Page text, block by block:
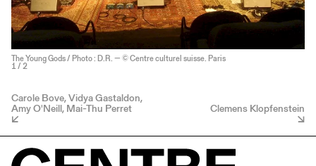
The Young Gods / Photo : D.R. — © Centre culturel suisse. Paris
1 / 2
Carole Bove, Vidya Gastaldon,
Amy O'Neill, Mai-Thu Perret Clemens Klopfenstein